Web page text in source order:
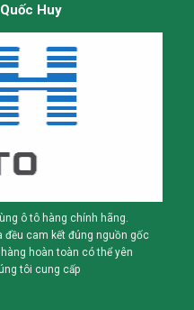
Huy
ô tô hàng chính hãng.
đều cam kết đúng nguồn gốc
hoàn toàn có thể yên
tôi cung cấp